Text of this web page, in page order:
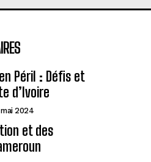
Péril : Défis et
d’Ivoire
2024
et des